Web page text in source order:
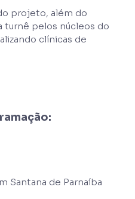
projeto, além do
turnê pelos núcleos do
clínicas de
Santana de Parnaíba